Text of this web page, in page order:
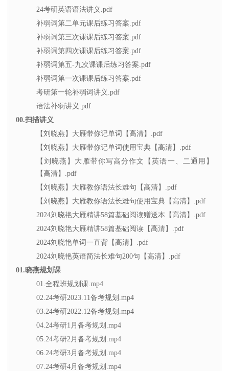
24考研英语语法讲义.pdf
补弱词第二单元课后练习答案.pdf
补弱词第三次课课后练习答案.pdf
补弱词第四次课课后练习答案.pdf
补弱词第五-九次课课后练习答案.pdf
补弱词第一次课课后练习答案.pdf
考研第一轮补弱词讲义.pdf
语法补弱讲义.pdf
00.扫描讲义
【刘晓燕】大雁带你记单词【高清】.pdf
【刘晓燕】大雁带你记单词使用宝典【高清】.pdf
【刘晓燕】大雁带你写高分作文【英语一、二通用】
【高清】.pdf
【刘晓燕】大雁教你语法长难句【高清】.pdf
【刘晓燕】大雁教你语法长难句使用宝典【高清】.pdf
2024刘晓艳大雁精讲58篇基础阅读赠送本【高清】.pdf
2024刘晓艳大雁精讲58篇基础阅读【高清】.pdf
2024刘晓艳单词一直背【高清】.pdf
2024刘晓艳英语简法长难句200句【高清】.pdf
01.晓燕规划课
01.全程班规划课.mp4
02.24考研2023.11备考规划.mp4
03.24考研2022.12备考规划.mp4
04.24考研1月备考规划.mp4
05.24考研2月备考规划.mp4
06.24考研3月备考规划.mp4
07.24考研4月备考规划.mp4